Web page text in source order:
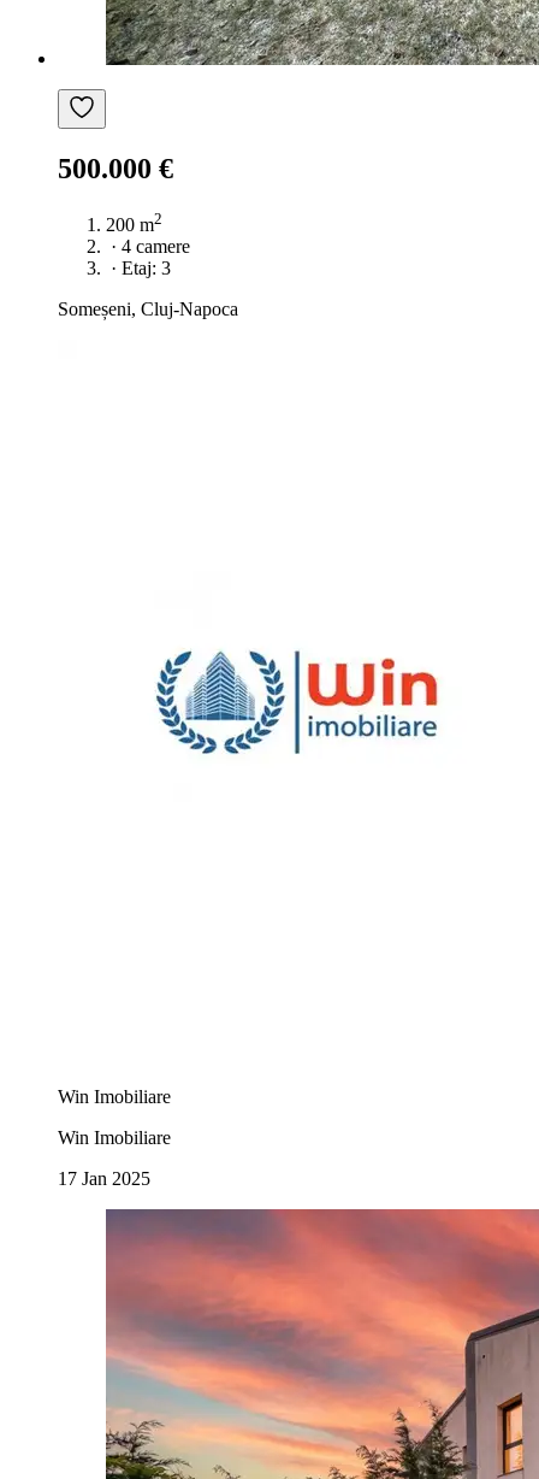
500.000 €
200 m2
· 4 camere
· Etaj: 3
Someșeni, Cluj-Napoca
Win Imobiliare
Win Imobiliare
17 Jan 2025